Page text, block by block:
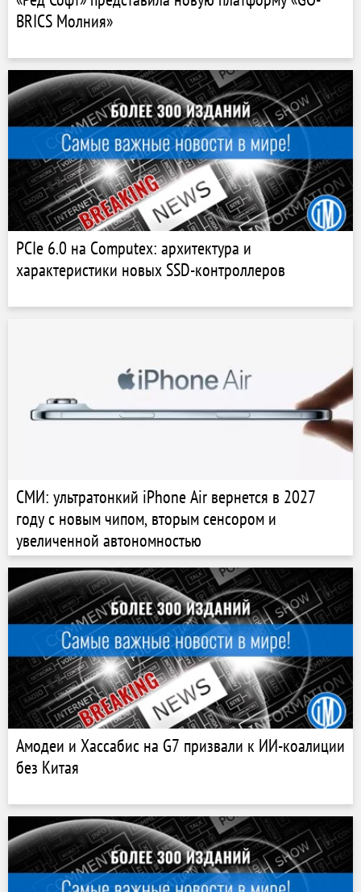
BRICS Молния»
PCIe 6.0 на Сomputex: архитектура и
характеристики новых SSD-контроллеров
СМИ: ультратонкий iPhone Air вернется в 2027
году с новым чипом, вторым сенсором и
увеличенной автономностью
Амодеи и Хассабис на G7 призвали к ИИ-коалиции
без Китая